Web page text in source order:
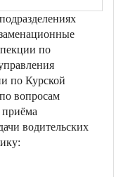
по
по Курской
вопросам
приёма
водительских